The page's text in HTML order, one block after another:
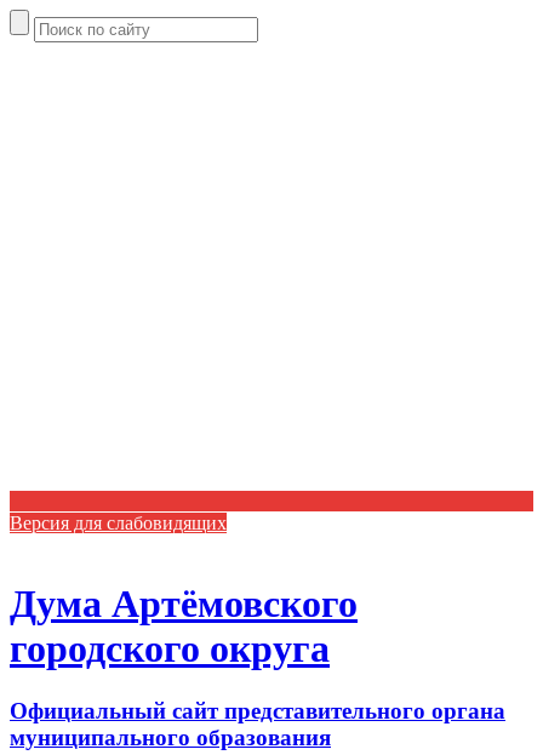
Версия для слабовидящих
Дума Артёмовского
городского округа
Официальный сайт представительного органа
муниципального образования